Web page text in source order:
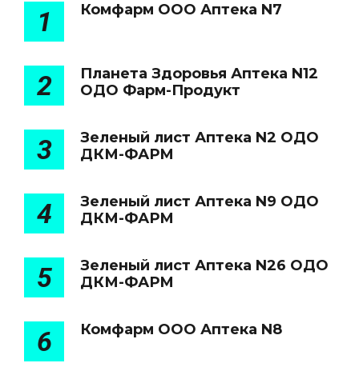
1 Комфарм ООО Аптека N7
2
Планета Здоровья Аптека N12
ОДО Фарм-Продукт
3
Зеленый лист Аптека N2 ОДО
ДКМ-ФАРМ
4
Зеленый лист Аптека N9 ОДО
ДКМ-ФАРМ
5
Зеленый лист Аптека N26 ОДО
ДКМ-ФАРМ
6 Комфарм ООО Аптека N8